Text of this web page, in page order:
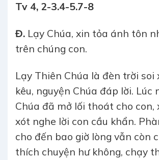
Tv 4, 2-3.4-5.7-8
Đ. Lạy Chúa, xin tỏa ánh tôn
trên chúng con.
Lạy Thiên Chúa là đèn trời soi
kêu, nguyện Chúa đáp lời. Lúc
Chúa đã mở lối thoát cho con,
xót nghe lời con cầu khẩn.
cho đến bao giờ lòng vẫn còn
thích chuyện hư không, chạy